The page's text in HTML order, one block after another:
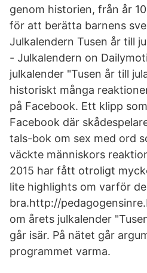
genom historien, från år
för att berätta barnens
Julkalendern Tusen år till
- Julkalendern on
julkalender "Tusen år till
historiskt många
på Facebook. Ett klipp
Facebook där
tals-bok om sex med ord
väckte människors
2015 har fått otroligt
lite highlights om varför
bra.http://
om årets julkalender
går isär. På nätet går
programmet varma.